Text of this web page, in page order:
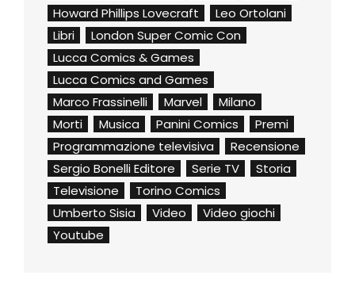
Howard Phillips Lovecraft
Leo Ortolani
Libri
London Super Comic Con
Lucca Comics & Games
Lucca Comics and Games
Marco Frassinelli
Marvel
Milano
Morti
Musica Panini Comics
Premi
Programmazione televisiva
Recensione
Sergio Bonelli Editore
Serie TV
Storia
Televisione
Torino Comics
Umberto Sisia
Video
Video giochi
Youtube